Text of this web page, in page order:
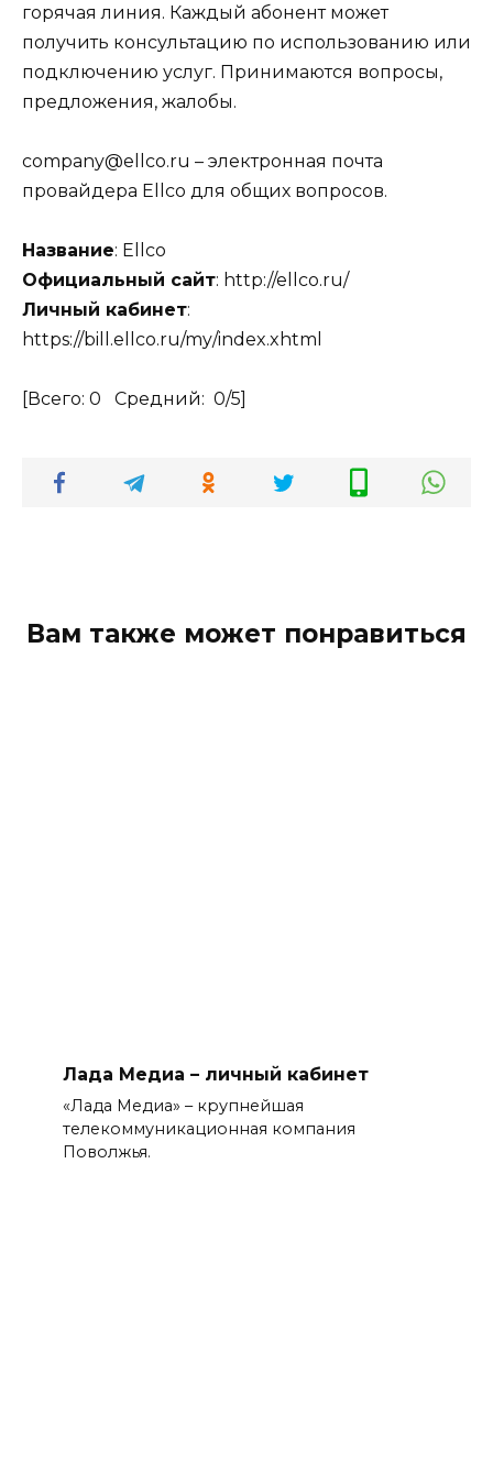
горячая линия. Каждый абонент может
получить консультацию по использованию или
подключению услуг. Принимаются вопросы,
предложения, жалобы.
company@ellco.ru – электронная почта
провайдера Ellco для общих вопросов.
Название: Ellco
Официальный сайт: http://ellco.ru/
Личный кабинет:
https://bill.ellco.ru/my/index.xhtml
[Всего: 0 Средний: 0/5]
Вам также может понравиться
Лада Медиа – личный кабинет
«Лада Медиа» – крупнейшая
телекоммуникационная компания
Поволжья.